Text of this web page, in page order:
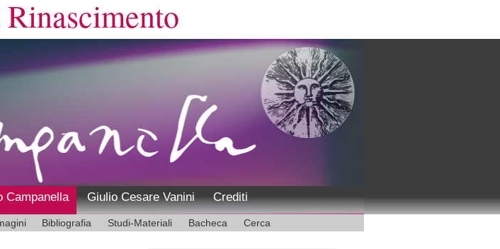
Campanella Giulio Cesare Vanini Crediti
Bibliografia Studi-Materiali Bacheca Cerca